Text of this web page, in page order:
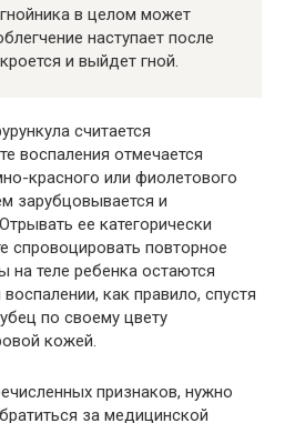
в целом может
наступает после
и выйдет гной.
считается
воспаления отмечается
красного или фиолетового
зарубцовывается и
ее категорически
спровоцировать повторное
на теле ребенка остаются
как правило, спустя
по своему цвету
кожей.
признаков, нужно
за медицинской